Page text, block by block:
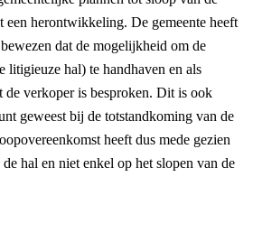
een herontwikkeling. De gemeente heeft
dat de mogelijkheid om de
litigieuze hal) te handhaven en als
de verkoper is besproken. Dit is ook
geweest bij de totstandkoming van de
heeft dus mede gezien
hal en niet enkel op het slopen van de